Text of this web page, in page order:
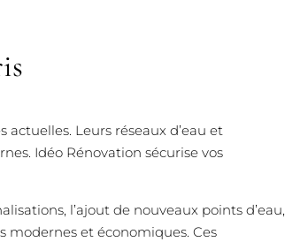
Leurs réseaux d’eau et
Idéo Rénovation sécurise vos
l’ajout de nouveaux points d’eau,
modernes et économiques. Ces